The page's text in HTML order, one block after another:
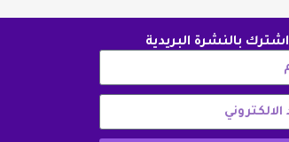
اشترك بالنشرة البريدية